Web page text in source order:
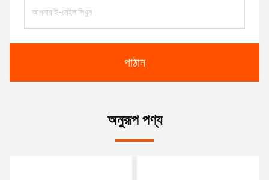
পাঠান
অনুরূপ পণ্য